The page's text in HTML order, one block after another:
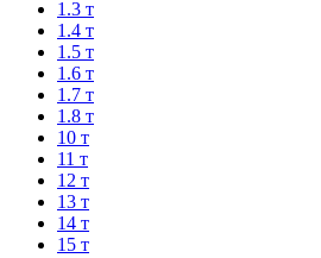
1.3 т
1.4 т
1.5 т
1.6 т
1.7 т
1.8 т
10 т
11 т
12 т
13 т
14 т
15 т